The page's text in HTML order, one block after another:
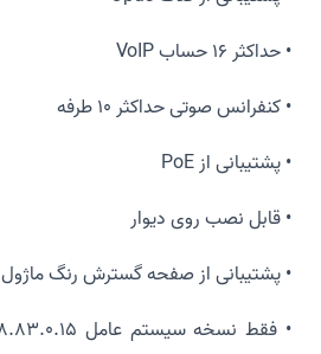
• حداکثر 16 حساب VoIP
• کنفرانس صوتی حداکثر 10 طرفه
• پشتیبانی از PoE
• قابل نصب روی دیوار
• پشتیبانی از صفحه گسترش رنگ ماژول